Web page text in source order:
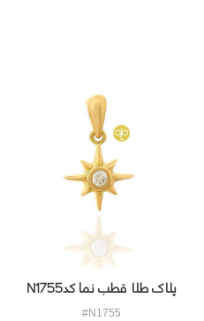
پلاک طلا قطب نما کدN1755
#N1755